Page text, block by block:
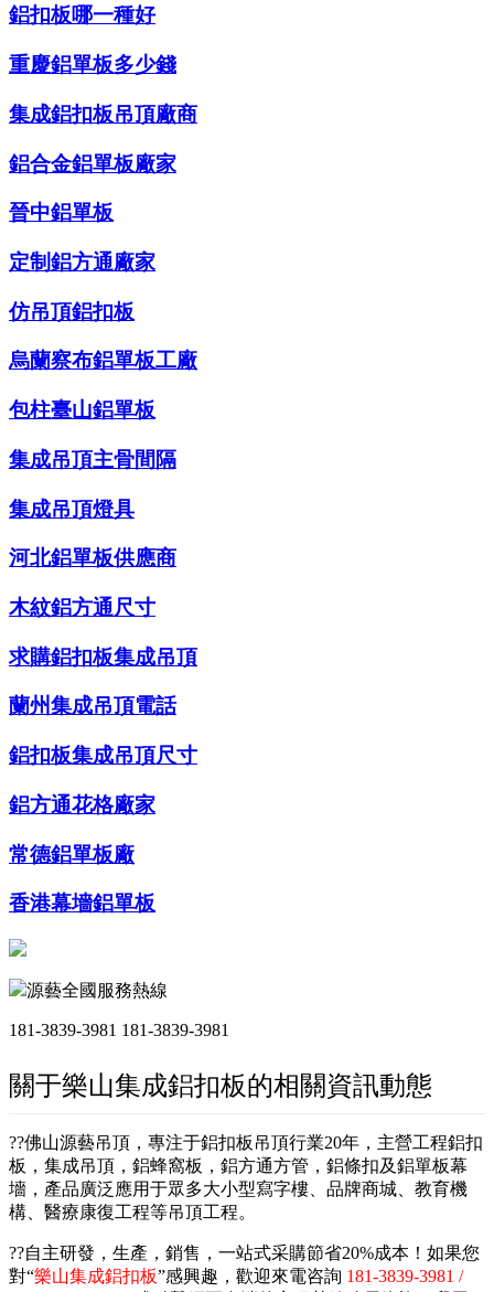
鋁扣板哪一種好
重慶鋁單板多少錢
集成鋁扣板吊頂廠商
鋁合金鋁單板廠家
晉中鋁單板
定制鋁方通廠家
仿吊頂鋁扣板
烏蘭察布鋁單板工廠
包柱臺山鋁單板
集成吊頂主骨間隔
集成吊頂燈具
河北鋁單板供應商
木紋鋁方通尺寸
求購鋁扣板集成吊頂
蘭州集成吊頂電話
鋁扣板集成吊頂尺寸
鋁方通花格廠家
常德鋁單板廠
香港幕墻鋁單板
源藝全國服務熱線
181-3839-3981 181-3839-3981
關于樂山集成鋁扣板的相關資訊動態
??佛山源藝吊頂，專注于鋁扣板吊頂行業20年，主營工程鋁扣
板，集成吊頂，鋁蜂窩板，鋁方通方管，鋁條扣及鋁單板幕
墻，產品廣泛應用于眾多大小型寫字樓、品牌商城、教育機
構、醫療康復工程等吊頂工程。
??自主研發，生產，銷售，一站式采購節省20%成本！如果您
對“樂山集成鋁扣板”感興趣，歡迎來電咨詢 181-3839-3981 /